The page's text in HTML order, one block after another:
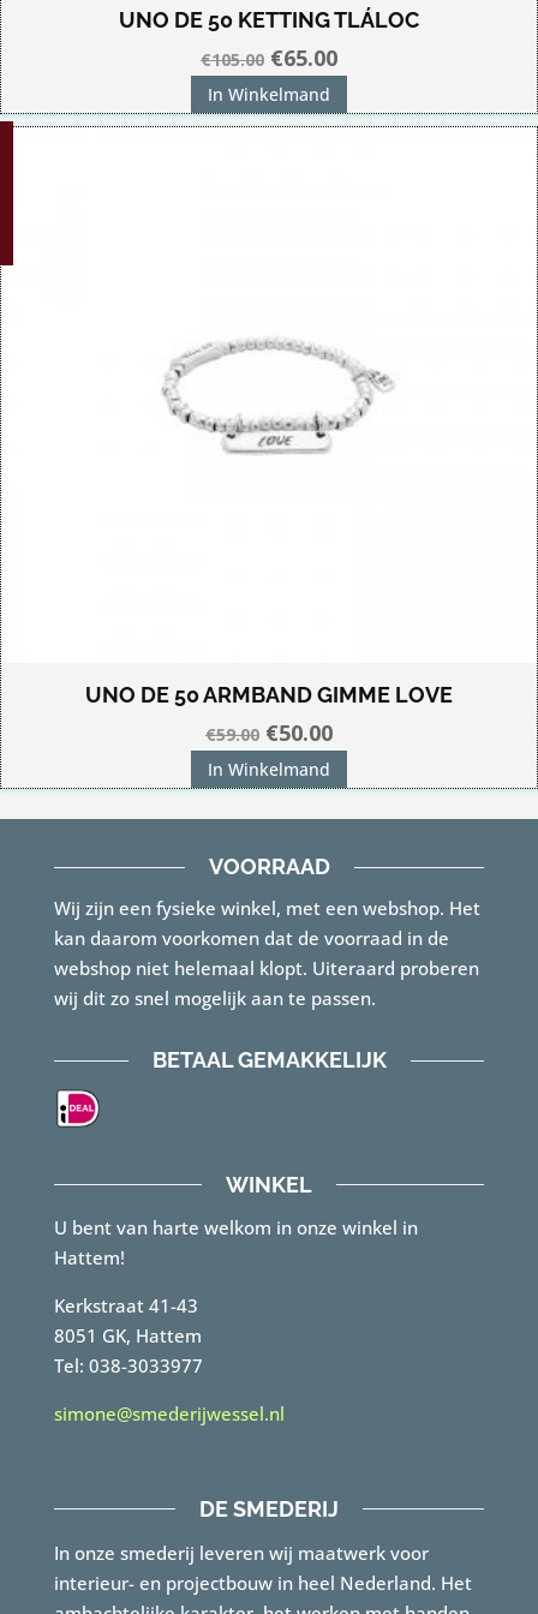
UNO DE 50 KETTING TLÁLOC
€105.00 Oorspronkelijke
prijs
was:
€65.00Huidige
is:
In Winkelmand
UNO DE 50 ARMBAND GIMME LOVE
€59.00 Oorspronkelijke
prijs
was:
€59.00.
€50.00Huidige
is:
€50.00.
In Winkelmand
VOORRAAD
Wij zijn een fysieke winkel, met een webshop. Het
kan daarom voorkomen dat de voorraad in de
webshop niet helemaal klopt. Uiteraard proberen
wij dit zo snel mogelijk aan te passen.
BETAAL GEMAKKELIJK
WINKEL
U bent van harte welkom in onze winkel in
Hattem!
Kerkstraat 41-43
8051 GK, Hattem
Tel: 038-3033977
simone@smederijwessel.nl
DE SMEDERIJ
In onze smederij leveren wij maatwerk voor
interieur- en projectbouw in heel Nederland. Het